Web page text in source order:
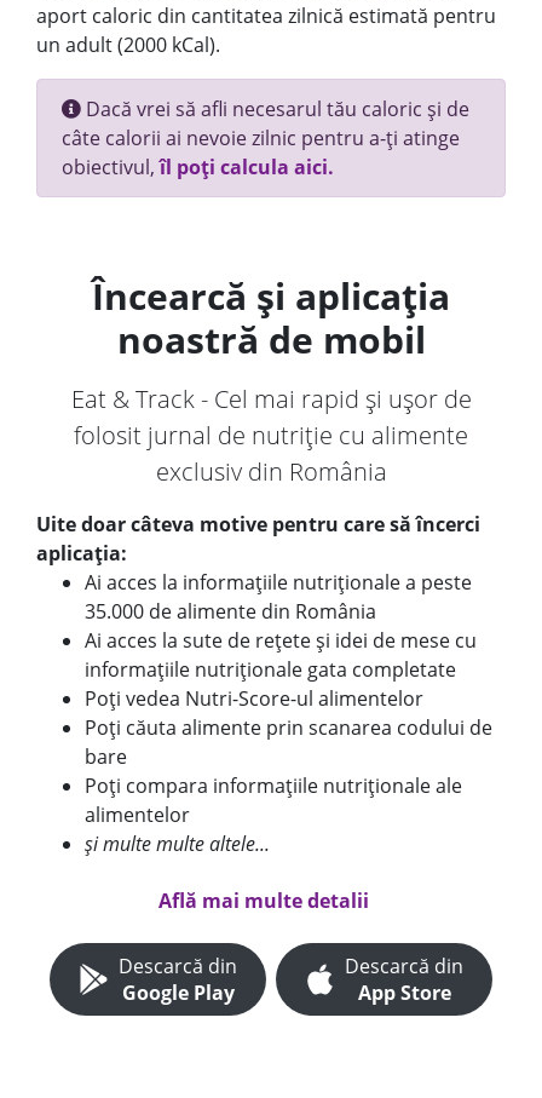
aport caloric din cantitatea zilnică estimată pentru
un adult (2000 kCal).
Dacă vrei să afli necesarul tău caloric și de
câte calorii ai nevoie zilnic pentru a-ți atinge
obiectivul,îl poți calcula aici.
Încearcă și aplicația
noastră de mobil
Eat & Track - Cel mai rapid și ușor de
folosit jurnal de nutriție cu alimente
exclusiv din România
Uite doar câteva motive pentru care să încerci
aplicația:
Ai acces la informațiile nutriționale a peste
35.000 de alimente din România
Ai acces la sute de rețete și idei de mese cu
informațiile nutriționale gata completate
Poți vedea Nutri-Score-ul alimentelor
Poți căuta alimente prin scanarea codului de
bare
Poți compara informațiile nutriționale ale
alimentelor
și multe multe altele...
Află mai multe detalii
Descarcă din
Google Play
Descarcă din
App Store